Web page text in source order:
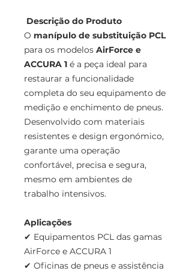
Descrição do Produto
O manípulo de substituição PCL
para os modelos AirForce e
ACCURA 1 é a peça ideal para
restaurar a funcionalidade
completa do seu equipamento de
medição e enchimento de pneus.
Desenvolvido com materiais
resistentes e design ergonómico,
garante uma operação
confortável, precisa e segura,
mesmo em ambientes de
trabalho intensivos.
Aplicações
✔ Equipamentos PCL das gamas
AirForce e ACCURA 1
✔ Oficinas de pneus e assistência